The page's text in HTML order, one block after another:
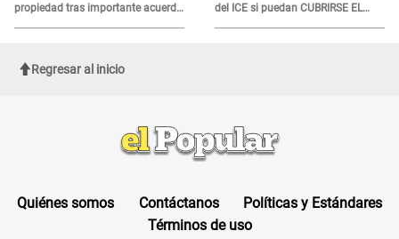
propiedad tras importante acuerdo
de Cofopri
del ICE si puedan CUBRIRSE EL
ROSTRO
Regresar al inicio
Quiénes somos Contáctanos
Políticas y Estándares
Términos de uso